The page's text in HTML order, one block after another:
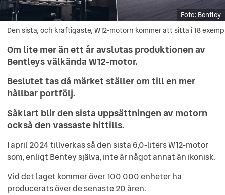
Bentley
Den sista, och kraftigaste, W12-motorn kommer att sitta i 18
Den sista, och kraftigaste, W12-motorn kommer att sitta i 18
Om lite mer än ett år avslutas produktionen av
Bentleys välkända W12-motor.
Beslutet tas då märket ställer om till en mer
hållbar portfölj.
Såklart blir den sista uppsättningen av motorn
också den vassaste hittills.
I april 2024 tillverkas så den sista 6,0-liters W12-motor
som, enligt Bentey själva, inte är något annat än ikonisk.
Vid det laget kommer över 100 000 enheter ha
producerats över de senaste 20 åren.